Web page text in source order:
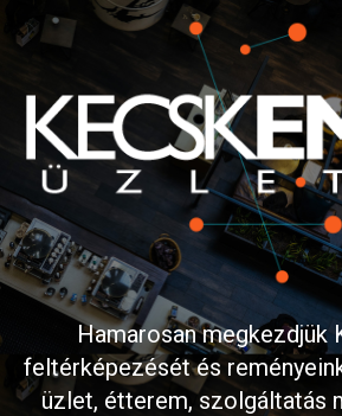
Hamarosan megkezdjük
feltérképezését és
üzlet, étterem, szolgáltatás